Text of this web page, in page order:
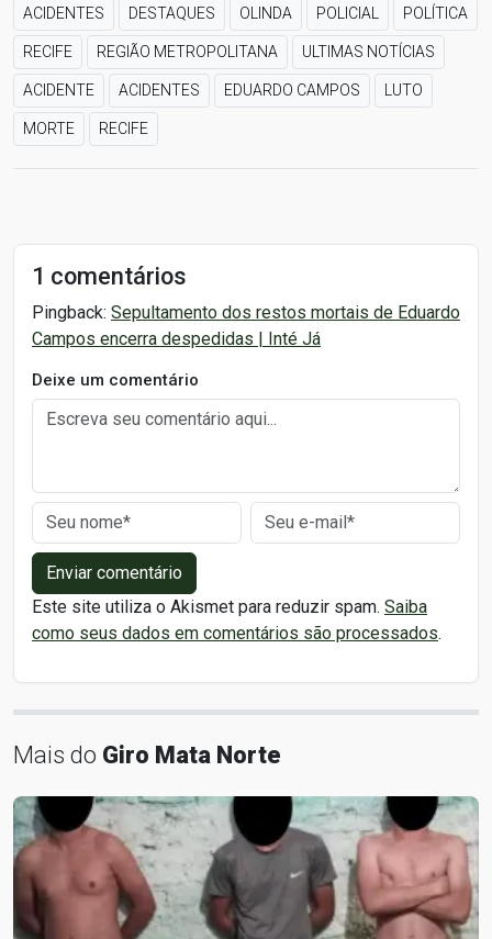
ACIDENTES DESTAQUES OLINDA POLICIAL POLÍTICA
RECIFE REGIÃO METROPOLITANA ULTIMAS NOTÍCIAS
ACIDENTE ACIDENTES EDUARDO CAMPOS LUTO
MORTE RECIFE
1 comentários
Pingback: Sepultamento dos restos mortais de Eduardo
Campos encerra despedidas | Inté Já
Deixe um comentário
Enviar comentário
Este site utiliza o Akismet para reduzir spam. Saiba
como seus dados em comentários são processados.
Mais do Giro Mata Norte